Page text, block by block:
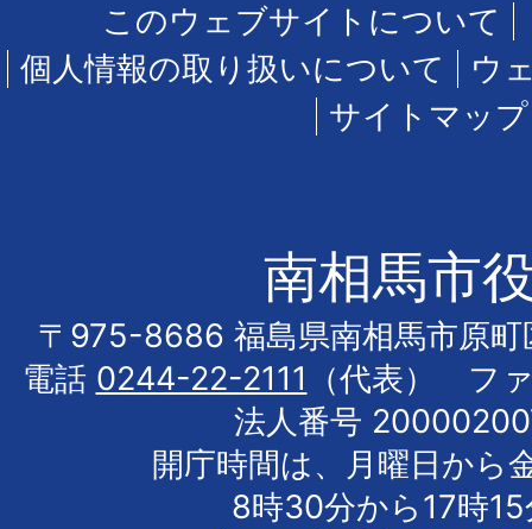
このウェブサイトについて
個人情報の取り扱いについて
ウ
サイトマップ
南相馬市
〒975-8686 福島県南相馬市原町
電話 0244-22-2111
（代表） フ
法人番号
開庁時間は、月曜日から
8時30分から17時